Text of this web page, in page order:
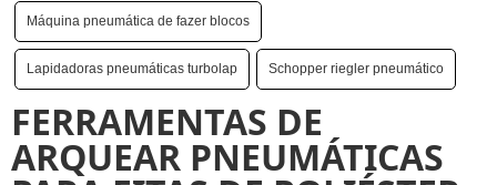
Máquina pneumática de fazer blocos
Lapidadoras pneumáticas turbolap Schopper riegler pneumático
FERRAMENTAS DE
ARQUEAR PNEUMÁTICAS